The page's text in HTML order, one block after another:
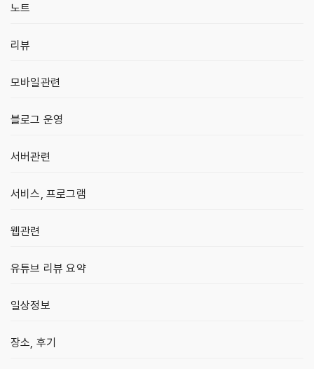
노트
리뷰
모바일관련
블로그 운영
서버관련
서비스, 프로그램
웹관련
유튜브 리뷰 요약
일상정보
장소, 후기